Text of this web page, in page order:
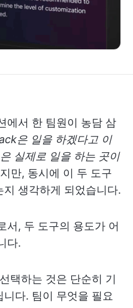
에서 한 팀원이 농담 삼
은 일을 하겠다고 이
실제로 일을 하는 곳이
만, 동시에 이 두 도구
생각하게 되었습니다.
서, 두 도구의 용도가 어
다.
택하는 것은 단순히 기
다. 팀이 무엇을 필요